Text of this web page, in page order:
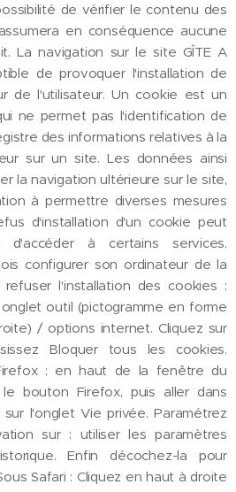
de vérifier le contenu des
en conséquence aucune
La navigation sur le site GÎTE A
de provoquer l'installation de
de l'utilisateur. Un cookie est un
ne permet pas l'identification de
des informations relatives à la
sur un site. Les données ainsi
la navigation ultérieure sur le site,
à permettre diverses mesures
d'installation d'un cookie peut
d'accéder à certains services.
configurer son ordinateur de la
l'installation des cookies :
outil (pictogramme en forme
/ options internet. Cliquez sur
Bloquer tous les cookies.
: en haut de la fenêtre du
bouton Firefox, puis aller dans
l'onglet Vie privée. Paramétrez
sur : utiliser les paramètres
Enfin décochez-la pour
Safari : Cliquez en haut à droite